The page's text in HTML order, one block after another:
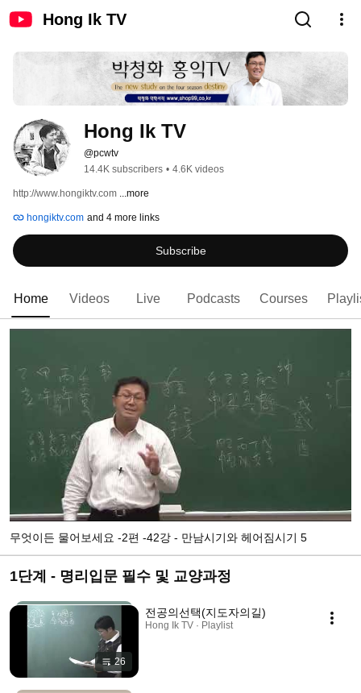
Hong Ik TV
Hong Ik TV
@pcwtv
14.4K subscribers • 4.6K videos
http://www.hongiktv.com ...more
hongiktv.com and 4 more links
Subscribe
Home Videos Live Podcasts Courses
무엇이든 물어보세요 -2편 -42강 - 만남시기와 헤어짐시기 5
1단계 - 명리입문 필수 및 교양과정
26
전공의선택(지도자의길)
Hong Ik TV · Playlist